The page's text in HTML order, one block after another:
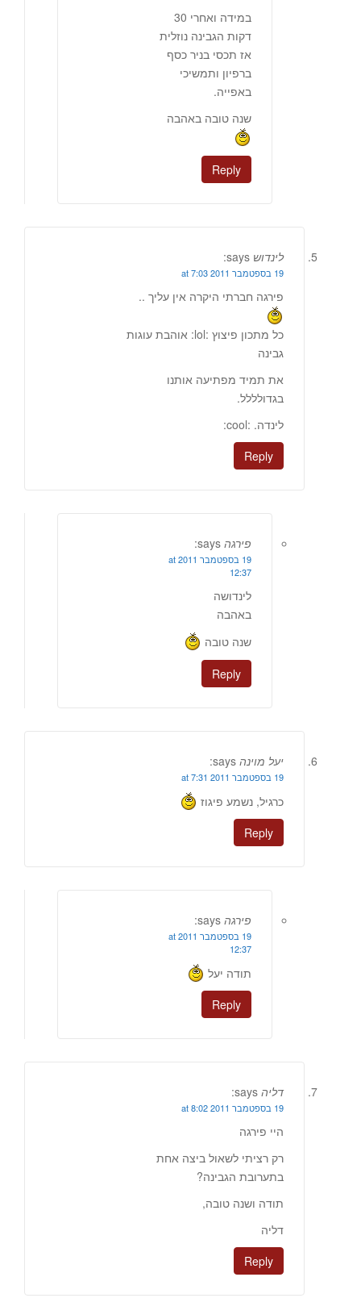
במידה ואחרי 30
דקות הגבינה נוזלית
אז תכסי בניר כסף
ברפיון ותמשיכי
באפייה.
שנה טובה באהבה
Reply
לינדוש says:
19 בספטמבר 2011 at 7:03
פירגה חברתי היקרה אין עליך ..
כל מתכון פיצוץ :lol: אוהבת עוגות
גבינה
את תמיד מפתיעה אותנו
בגדולללל.
לינדה. :cool:
Reply
פירגה says:
19 בספטמבר 2011 at
12:37
לינדושה
באהבה
שנה טובה
Reply
יעל מוינה says:
19 בספטמבר 2011 at 7:31
כרגיל, נשמע פיגוז
Reply
פירגה says:
19 בספטמבר 2011 at
12:37
תודה יעל
Reply
דליה says:
19 בספטמבר 2011 at 8:02
היי פירגה
רק רציתי לשאול ביצה אחת
בתערובת הגבינה?
תודה ושנה טובה,
דליה
Reply